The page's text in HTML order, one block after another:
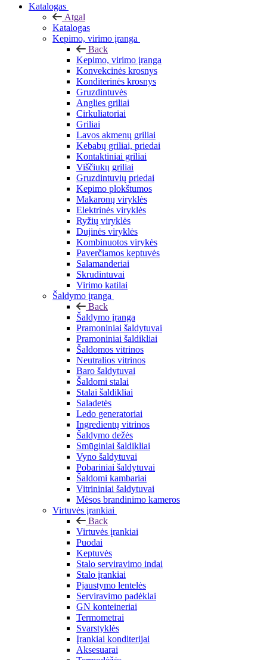
Katalogas
Atgal
Katalogas
Kepimo, virimo įranga
Back
Kepimo, virimo įranga
Konvekcinės krosnys
Konditerinės krosnys
Gruzdintuvės
Anglies griliai
Cirkuliatoriai
Griliai
Lavos akmenų griliai
Kebabų griliai, priedai
Kontaktiniai griliai
Viščiukų griliai
Gruzdintuvių priedai
Kepimo plokštumos
Makaronų viryklės
Elektrinės viryklės
Ryžių viryklės
Dujinės viryklės
Kombinuotos virykės
Paverčiamos keptuvės
Salamanderiai
Skrudintuvai
Virimo katilai
Šaldymo įranga
Back
Šaldymo įranga
Pramoniniai šaldytuvai
Pramoniniai šaldikliai
Šaldomos vitrinos
Neutralios vitrinos
Baro šaldytuvai
Šaldomi stalai
Stalai šaldikliai
Saladetės
Ledo generatoriai
Ingredientų vitrinos
Šaldymo dežės
Smūginiai šaldikliai
Vyno šaldytuvai
Pobariniai šaldytuvai
Šaldomi kambariai
Vitrininiai šaldytuvai
Mėsos brandinimo kameros
Virtuvės įrankiai
Back
Virtuvės įrankiai
Puodai
Keptuvės
Stalo serviravimo indai
Stalo įrankiai
Pjaustymo lentelės
Serviravimo padėklai
GN konteineriai
Termometrai
Svarstyklės
Įrankiai konditerijai
Aksesuarai